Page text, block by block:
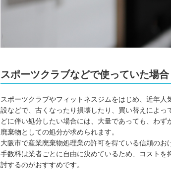
スポーツクラブなどで使っていた場合
スポーツクラブやフィットネスジムをはじめ、近年
設などで、古くなったり損壊したり、買い替えによ
どに伴い処分したい場合には、大量であっても、わ
廃棄物としての処分が求められます。
大阪市で産業廃棄物処理業の許可を得ている信頼のお
手数料は業者ごとに自由に決めているため、コスト
討するのがおすすめです。